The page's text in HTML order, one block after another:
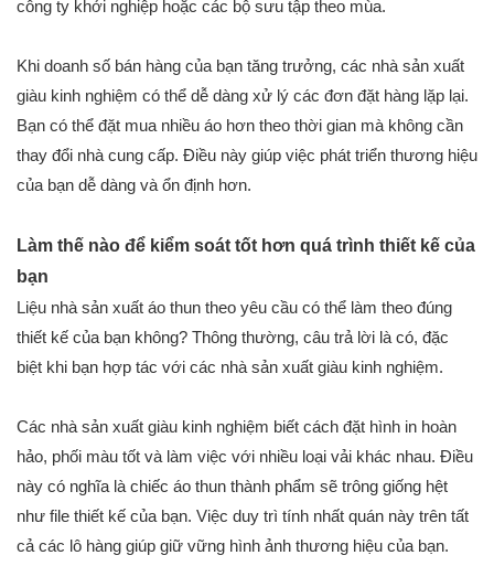
công ty khởi nghiệp hoặc các bộ sưu tập theo mùa.
Khi doanh số bán hàng của bạn tăng trưởng, các nhà sản xuất
giàu kinh nghiệm có thể dễ dàng xử lý các đơn đặt hàng lặp lại.
Bạn có thể đặt mua nhiều áo hơn theo thời gian mà không cần
thay đổi nhà cung cấp. Điều này giúp việc phát triển thương hiệu
của bạn dễ dàng và ổn định hơn.
Làm thế nào để kiểm soát tốt hơn quá trình thiết kế của
bạn
Liệu nhà sản xuất áo thun theo yêu cầu có thể làm theo đúng
thiết kế của bạn không? Thông thường, câu trả lời là có, đặc
biệt khi bạn hợp tác với các nhà sản xuất giàu kinh nghiệm.
Các nhà sản xuất giàu kinh nghiệm biết cách đặt hình in hoàn
hảo, phối màu tốt và làm việc với nhiều loại vải khác nhau. Điều
này có nghĩa là chiếc áo thun thành phẩm sẽ trông giống hệt
như file thiết kế của bạn. Việc duy trì tính nhất quán này trên tất
cả các lô hàng giúp giữ vững hình ảnh thương hiệu của bạn.